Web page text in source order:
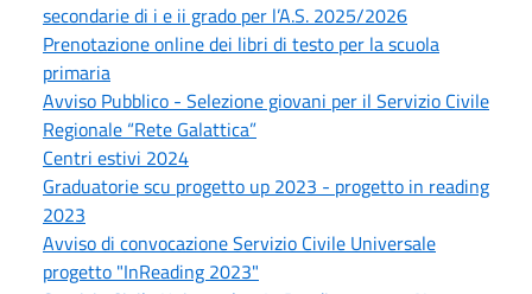
secondarie di i e ii grado per l’A.S. 2025/2026
Prenotazione online dei libri di testo per la scuola
primaria
Avviso Pubblico - Selezione giovani per il Servizio Civile
Regionale “Rete Galattica”
Centri estivi 2024
Graduatorie scu progetto up 2023 - progetto in reading
2023
Avviso di convocazione Servizio Civile Universale
progetto "InReading 2023"